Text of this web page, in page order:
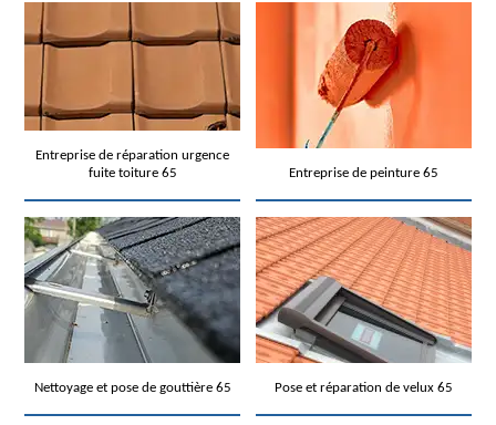
Entreprise de réparation urgence
fuite toiture 65
Entreprise de peinture 65
Nettoyage et pose de gouttière 65 Pose et réparation de velux 65